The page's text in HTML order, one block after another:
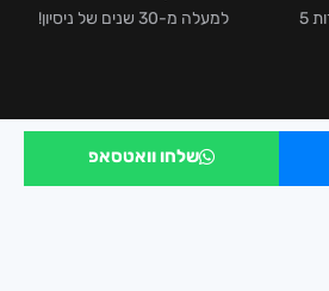
אלפי לקוחות מרוצים וביקורות 5
למעלה מ-30 שנים של ניסיון!
שלחו וואטסאפ